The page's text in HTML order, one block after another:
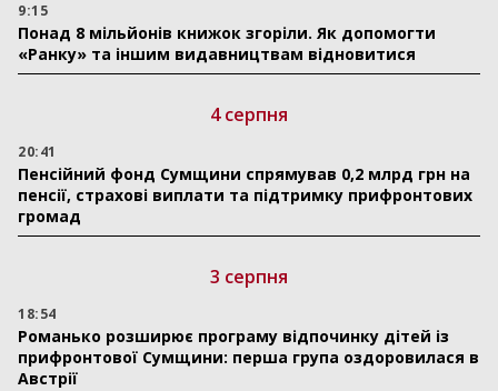
9:15
Понад 8 мільйонів книжок згоріли. Як допомогти
«Ранку» та іншим видавництвам відновитися
4 серпня
20:41
Пенсійний фонд Сумщини спрямував 0,2 млрд грн на
пенсії, страхові виплати та підтримку прифронтових
громад
3 серпня
18:54
Романько розширює програму відпочинку дітей із
прифронтової Сумщини: перша група оздоровилася в
Австрії